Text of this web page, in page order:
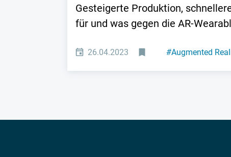
Gesteigerte Produktion,
für und was gegen die AR-
26.04.2023 #Augmented